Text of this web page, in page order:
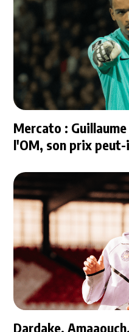
Mercato :
l'OM, son prix
Dardake,